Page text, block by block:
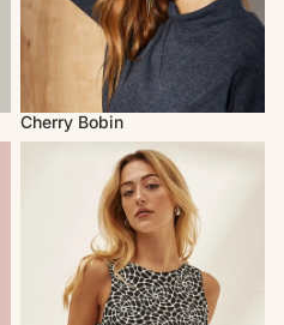
Cherry Bobin